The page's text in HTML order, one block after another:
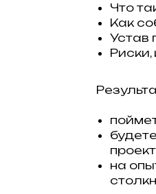
Что
Как
Устав
на